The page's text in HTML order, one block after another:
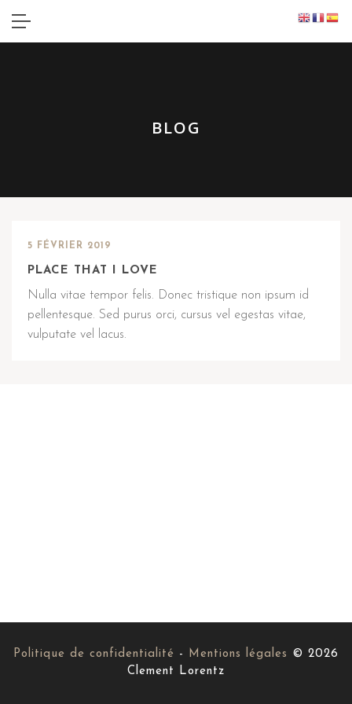
BLOG
5 FÉVRIER 2019
PLACE THAT I LOVE
Nulla vitae tempor felis. Donec tristique non ipsum id
pellentesque. Sed purus orci, cursus vel egestas vitae,
vulputate vel lacus.
Politique de confidentialité - Mentions légales © 2026
Clement Lorentz